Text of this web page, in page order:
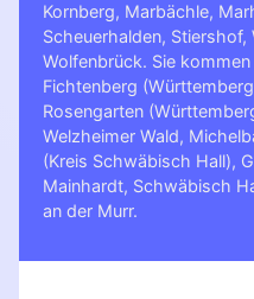
Kornberg, Marbächle,
Scheuerhalden, Stiershof,
Wolfenbrück. Sie
Fichtenberg
Rosengarten
Welzheimer Wald,
(Kreis Schwäbisch Hall),
Mainhardt, Schwäbisch
an der Murr.